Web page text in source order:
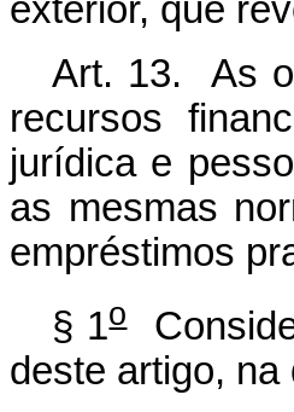
exterior, que
Art. 13. As
recursos
jurídica e
as mesmas
empréstimos
§ 1o
deste artigo,